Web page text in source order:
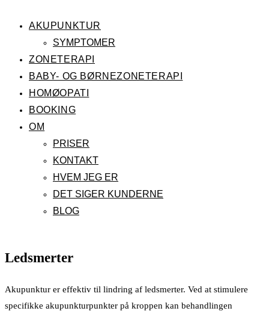
AKUPUNKTUR
SYMPTOMER
ZONETERAPI
BABY- OG BØRNEZONETERAPI
HOMØOPATI
BOOKING
OM
PRISER
KONTAKT
HVEM JEG ER
DET SIGER KUNDERNE
BLOG
Ledsmerter
Akupunktur er effektiv til lindring af ledsmerter. Ved at stimulere
specifikke akupunkturpunkter på kroppen kan behandlingen